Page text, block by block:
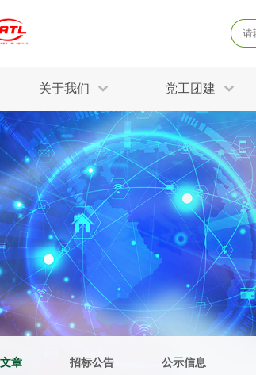
关于我们 党工团建
三废监测
二噁英检测
矿山资源调查
环境风险评估
案
业提供一站式
决方案。
产品质量鉴定
固废危废鉴定
土壤场地调查
生态环境检测
消毒检测备案
空气净化检测
公共卫生检测
章 招标公告 公示信息